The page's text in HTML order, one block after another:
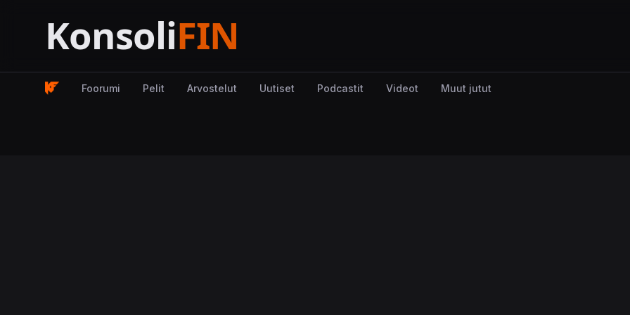
Foorumi Pelit Arvostelut Uutiset Podcastit Videot Muut jutut